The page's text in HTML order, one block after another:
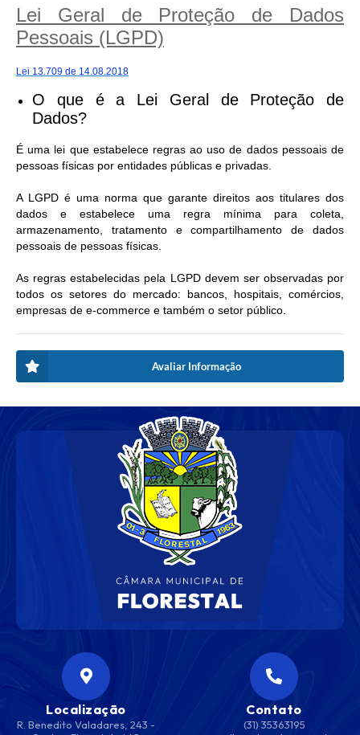
Lei Geral de Proteção de Dados
Pessoais (LGPD)
Lei 13.709 de 14.08.2018
O que é a Lei Geral de Proteção de
Dados?
É uma lei que estabelece regras ao uso de dados pessoais de
pessoas físicas por entidades públicas e privadas.
A LGPD é uma norma que garante direitos aos titulares dos
dados e estabelece uma regra mínima para coleta,
armazenamento, tratamento e compartilhamento de dados
pessoais de pessoas físicas.
As regras estabelecidas pela LGPD devem ser observadas por
todos os setores do mercado: bancos, hospitais, comércios,
empresas de e-commerce e também o setor público.
Avaliar Informação
Localização
R. Benedito Valadares, 243 -
Contato
(31) 35363195